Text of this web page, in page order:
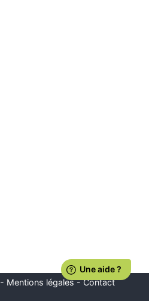
- Mentions légales-Contact